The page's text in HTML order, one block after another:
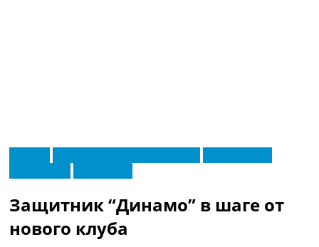
МенюГлавная
Видео
Трансферы
Новости футбола Украины
Защитник “Динамо” в шаге от
нового клуба